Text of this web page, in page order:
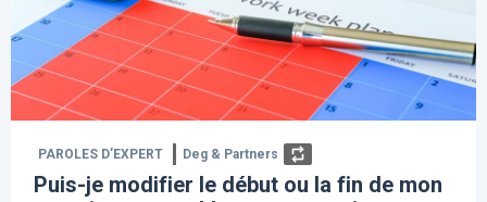
PAROLES D’EXPERT Deg & Partners
Puis-je modifier le début ou la fin de mon